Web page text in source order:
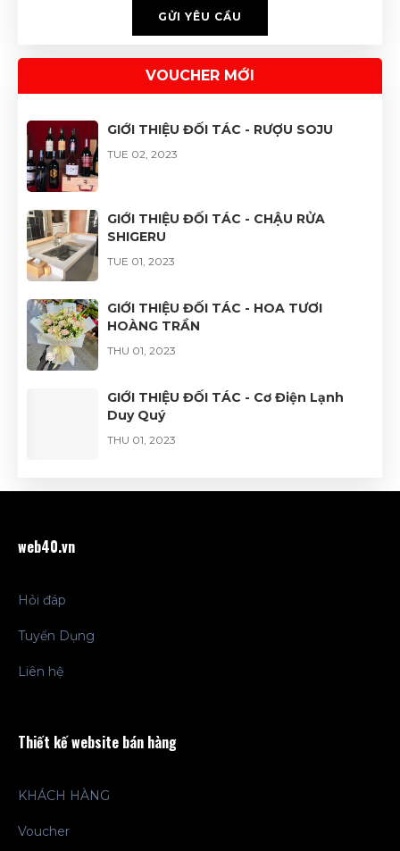
GỬI YÊU CẦU
VOUCHER MỚI
GIỚI THIỆU ĐỐI TÁC - RƯỢU SOJU
TUE 02, 2023
GIỚI THIỆU ĐỐI TÁC - CHẬU RỬA
SHIGERU
TUE 01, 2023
GIỚI THIỆU ĐỐI TÁC - HOA TƯƠI
HOÀNG TRẦN
THU 01, 2023
GIỚI THIỆU ĐỐI TÁC - Cơ Điện Lạnh
Duy Quý
THU 01, 2023
web40.vn
Hỏi đáp
Tuyển Dụng
Liên hệ
Thiết kế website bán hàng
KHÁCH HÀNG
Voucher